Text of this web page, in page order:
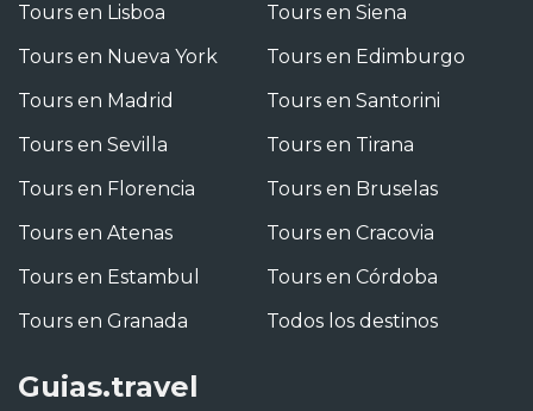
Tours en Lisboa
Tours en Nueva York
Tours en Madrid
Tours en Sevilla
Tours en Florencia
Tours en Atenas
Tours en Estambul
Tours en Granada
Tours en Siena
Tours en Edimburgo
Tours en Santorini
Tours en Tirana
Tours en Bruselas
Tours en Cracovia
Tours en Córdoba
Todos los destinos
Guias.travel